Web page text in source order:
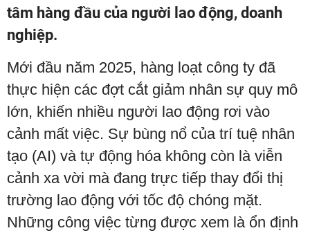
tâm hàng đầu của người lao động, doanh
nghiệp.
Mới đầu năm 2025, hàng loạt công ty đã
thực hiện các đợt cắt giảm nhân sự quy mô
lớn, khiến nhiều người lao động rơi vào
cảnh mất việc. Sự bùng nổ của trí tuệ nhân
tạo (AI) và tự động hóa không còn là viễn
cảnh xa vời mà đang trực tiếp thay đổi thị
trường lao động với tốc độ chóng mặt.
Những công việc từng được xem là ổn định